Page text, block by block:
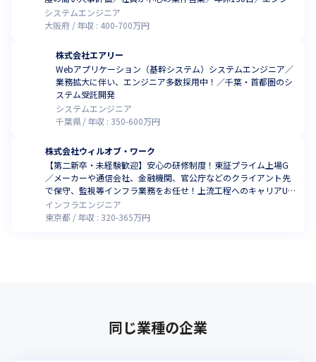
ニア定着率97％
システムエンジニア
大阪府
年収 : 400-700万円
株式会社エアリー
Webアプリケーション（基幹システム）システムエンジニア／
業務拡大に伴い、エンジニア多数採用中！／千葉・首都圏のシ
ステム受託開発
システムエンジニア
千葉県
年収 : 350-600万円
株式会社ウィルオブ・ワーク
【第二新卒・未経験歓迎】安心の研修制度！東証プライム上場G
／メーカーや通信会社、金融機関、官公庁などのクライアント先
で保守、監視等インフラ業務をお任せ！上流工程へのキャリアUP
事例あり
インフラエンジニア
東京都
年収 : 320-365万円
同じ業種の企業